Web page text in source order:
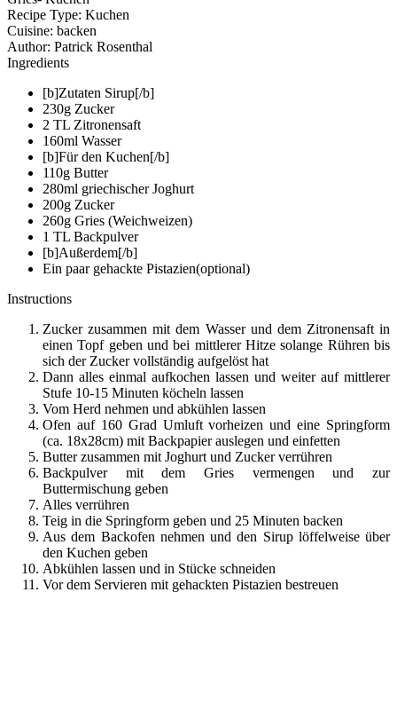
Recipe Type: Kuchen
Cuisine: backen
Author: Patrick Rosenthal
Ingredients
[b]Zutaten Sirup[/b]
230g Zucker
2 TL Zitronensaft
160ml Wasser
[b]Für den Kuchen[/b]
110g Butter
280ml griechischer Joghurt
200g Zucker
260g Gries (Weichweizen)
1 TL Backpulver
[b]Außerdem[/b]
Ein paar gehackte Pistazien(optional)
Instructions
Zucker zusammen mit dem Wasser und dem Zitronensaft in
einen Topf geben und bei mittlerer Hitze solange Rühren bis
sich der Zucker vollständig aufgelöst hat
Dann alles einmal aufkochen lassen und weiter auf mittlerer
Stufe 10-15 Minuten köcheln lassen
Vom Herd nehmen und abkühlen lassen
Ofen auf 160 Grad Umluft vorheizen und eine Springform
(ca. 18x28cm) mit Backpapier auslegen und einfetten
Butter zusammen mit Joghurt und Zucker verrühren
Backpulver mit dem Gries vermengen und zur
Buttermischung geben
Alles verrühren
Teig in die Springform geben und 25 Minuten backen
Aus dem Backofen nehmen und den Sirup löffelweise über
den Kuchen geben
Abkühlen lassen und in Stücke schneiden
Vor dem Servieren mit gehackten Pistazien bestreuen